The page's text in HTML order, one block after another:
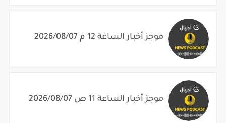
موجز أخبار الساعة 12 م 2026/08/07
موجز أخبار الساعة 11 ص 2026/08/07